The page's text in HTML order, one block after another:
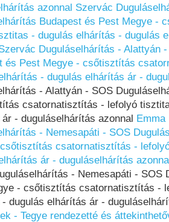
azonnal Szervác
Budapest és Pest Megye -
- dugulás elhárítás - dugulás
Duguláselhárítás - Alattyán
és Pest Megye - csőtisztítás
- dugulás elhárítás ár -
- Alattyán - SOS
csatornatisztítás - lefolyó
- duguláselhárítás azonnal Emma
- Nemesapáti - SOS
csatornatisztítás -
ár - duguláselhárítás
- Nemesapáti - SOS
- csőtisztítás csatornatisztítás -
dugulás elhárítás ár -
- Tegye rendezetté és